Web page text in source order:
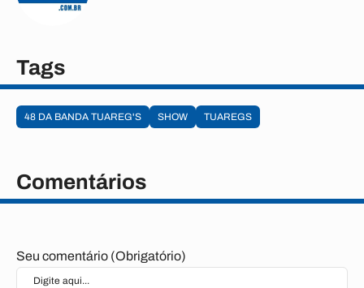
Tags
48 DA BANDA TUAREG'S SHOW TUAREGS
Comentários
Seu comentário (Obrigatório)